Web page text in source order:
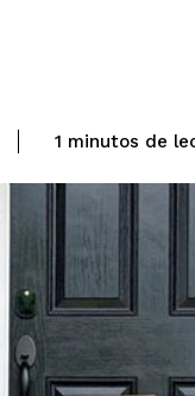
1 minutos de